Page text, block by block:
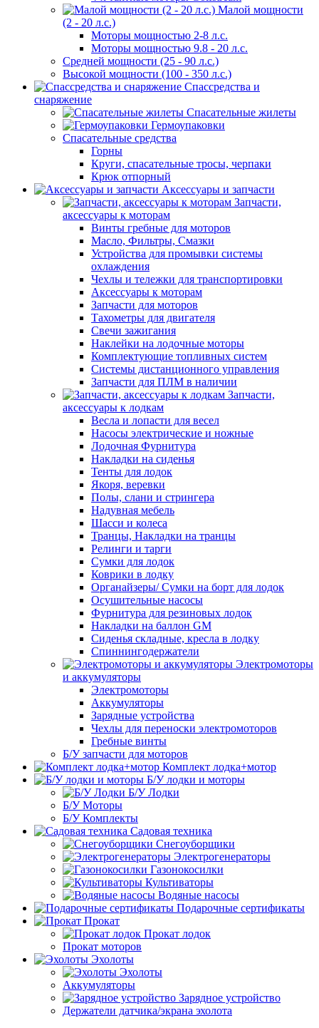
Малой мощности
(2 - 20 л.с.)
Моторы мощностью 2-8 л.с.
Моторы мощностью 9.8 - 20 л.с.
Средней мощности (25 - 90 л.с.)
Высокой мощности (100 - 350 л.с.)
Спассредства и
снаряжение
Спасательные жилеты
Гермоупаковки
Спасательные средства
Горны
Круги, спасательные тросы, черпаки
Крюк отпорный
Аксессуары и запчасти
Запчасти,
аксессуары к моторам
Винты гребные для моторов
Масло, Фильтры, Смазки
Устройства для промывки системы
охлаждения
Чехлы и тележки для транспортировки
Аксессуары к моторам
Запчасти для моторов
Тахометры для двигателя
Свечи зажигания
Наклейки на лодочные моторы
Комплектующие топливных систем
Системы дистанционного управления
Запчасти для ПЛМ в наличии
Запчасти,
аксессуары к лодкам
Весла и лопасти для весел
Насосы электрические и ножные
Лодочная Фурнитура
Накладки на сиденья
Тенты для лодок
Якоря, веревки
Полы, слани и стрингера
Надувная мебель
Шасси и колеса
Транцы, Накладки на транцы
Релинги и тарги
Сумки для лодок
Коврики в лодку
Органайзеры/ Сумки на борт для лодок
Осушительные насосы
Фурнитура для резиновых лодок
Накладки на баллон GM
Сиденья складные, кресла в лодку
Спиннингодержатели
Электромоторы
и аккумуляторы
Электромоторы
Аккумуляторы
Зарядные устройства
Чехлы для переноски электромоторов
Гребные винты
Б/У запчасти для моторов
Комплект лодка+мотор
Б/У лодки и моторы
Б/У Лодки
Б/У Моторы
Б/У Комплекты
Садовая техника
Снегоуборщики
Электрогенераторы
Газонокосилки
Культиваторы
Водяные насосы
Подарочные сертификаты
Прокат
Прокат лодок
Прокат моторов
Эхолоты
Эхолоты
Аккумуляторы
Зарядное устройство
Держатели датчика/экрана эхолота